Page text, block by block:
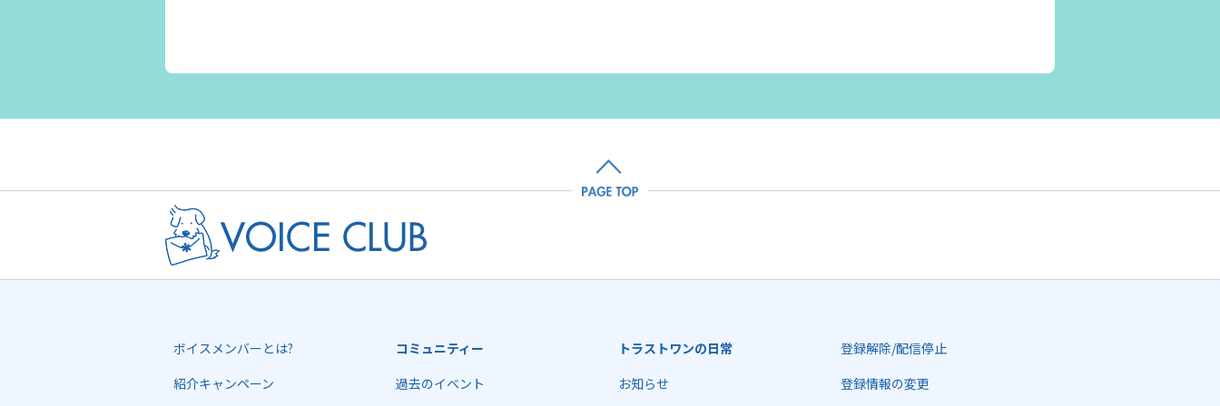
ボイスメンバーとは?
紹介キャンペーン
コミュニティー
過去のイベント
トラストワンの日常
お知らせ
登録解除/配信停止
登録情報の変更